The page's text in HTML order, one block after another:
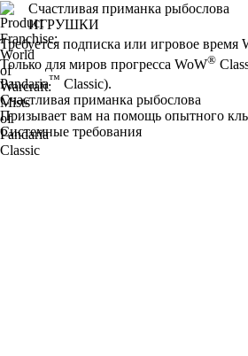
Счастливая приманка рыбослова
ИГРУШКИ
Цена
Available actions
Требуется подписка или игровое время
Только для миров прогресса WoW®
Pandaria™ Classic).
Счастливая приманка рыбослова
Призывает вам на помощь опытного
Системные требования